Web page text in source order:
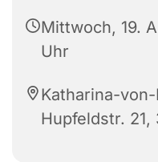
Mittwoch, 19.
Uhr
Katharina-
Hupfeldstr. 21,